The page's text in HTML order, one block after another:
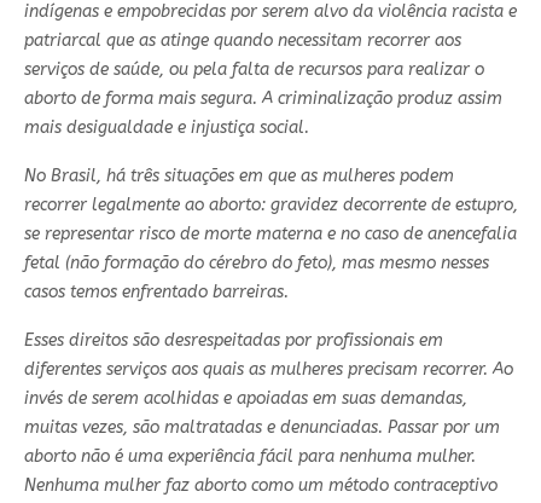
indígenas e empobrecidas por serem alvo da violência racista e
patriarcal que as atinge quando necessitam recorrer aos
serviços de saúde, ou pela falta de recursos para realizar o
aborto de forma mais segura.A criminalização produz assim
mais desigualdade e injustiça social.
No Brasil, há três situações em que as mulheres podem
recorrer legalmente ao aborto: gravidez decorrente de estupro,
se representar risco de morte materna e no caso de anencefalia
fetal (não formação do cérebro do feto), mas mesmo nesses
casos temos enfrentado barreiras.
Esses direitos são desrespeitadas por profissionais em
diferentes serviços aos quais as mulheres precisam recorrer. Ao
invés de serem acolhidas e apoiadas em suas demandas,
muitas vezes, são maltratadas e denunciadas. Passar por um
aborto não é uma experiência fácil para nenhuma mulher.
Nenhuma mulher faz aborto como um método contraceptivo